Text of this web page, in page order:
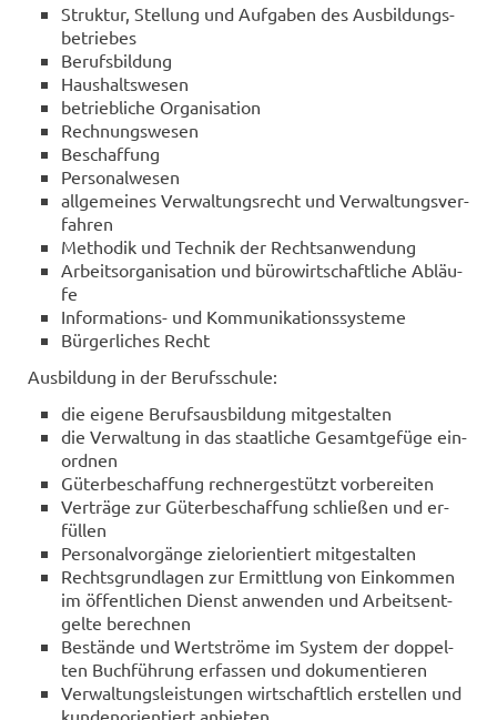
Struk­tur, Stel­lung und Auf­ga­ben des Aus­bil­dungs­
be­trie­bes
Be­rufs­bil­dung
Haus­halts­we­sen
be­trieb­li­che Or­ga­ni­sa­ti­on
Rech­nungs­we­sen
Be­schaf­fung
Per­so­nal­we­sen
all­ge­mei­nes Ver­wal­tungs­recht und Ver­wal­tungs­ver­
fah­ren
Me­tho­dik und Tech­nik der Rechts­an­wen­dung
Ar­beits­or­ga­ni­sa­ti­on und bü­ro­wirt­schaft­li­che Ab­läu­
fe
Informations-​ und Kom­mu­ni­ka­ti­ons­sys­te­me
Bür­ger­li­ches Recht
Aus­bil­dung in der Be­rufs­schu­le:
die ei­ge­ne Be­rufs­aus­bil­dung mit­ge­stal­ten
die Ver­wal­tung in das staat­li­che Ge­samt­ge­fü­ge ein­
ord­nen
Gü­ter­be­schaf­fung rech­ner­ge­stützt vor­be­rei­ten
Ver­trä­ge zur Gü­ter­be­schaf­fung schlie­ßen und er­
fül­len
Per­so­nal­vor­gän­ge ziel­ori­en­tiert mit­ge­stal­ten
Rechts­grund­la­gen zur Er­mitt­lung von Ein­kom­men
im öf­fent­li­chen Dienst an­wen­den und Ar­beits­ent­
gel­te be­rech­nen
Be­stän­de und Wert­strö­me im Sys­tem der dop­pel­
ten Buch­füh­rung er­fas­sen und do­ku­men­tie­ren
Ver­wal­tungs­leis­tun­gen wirt­schaft­lich er­stel­len und
kun­den­ori­en­tiert an­bie­ten